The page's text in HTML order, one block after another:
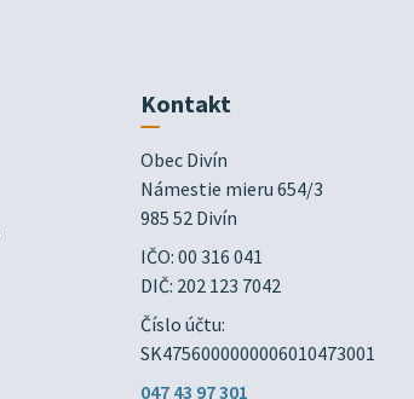
Kontakt
Obec Divín
Námestie mieru 654/3
985 52 Divín
IČO: 00 316 041
DIČ: 202 123 7042
Číslo účtu:
SK4756000000006010473001
047 43 97 301